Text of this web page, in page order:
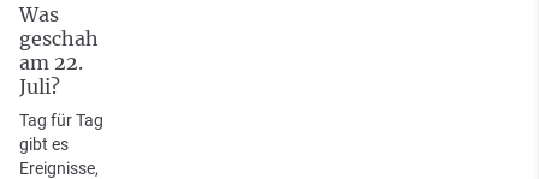
Was
geschah
am 22.
Juli?
Tag für Tag
gibt es
Ereignisse,